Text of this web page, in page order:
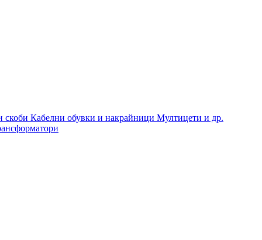
скоби Кабелни обувки и накрайници Мултицети и др.